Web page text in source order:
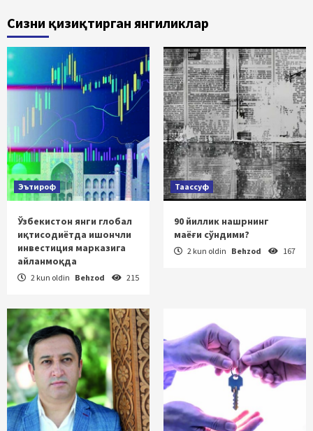
Сизни қизиқтирган янгиликлар
Эътироф
Ўзбекистон янги глобал
иқтисодиётда ишончли
инвестиция марказига
айланмоқда
2 kun oldin Behzod 215
Таассуф
90 йиллик нашрнинг
маёғи сўндими?
2 kun oldin Behzod 167